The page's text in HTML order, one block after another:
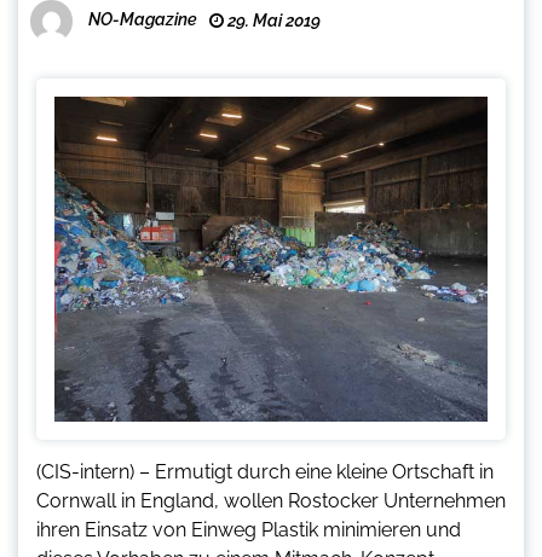
NO-Magazine 29. Mai 2019
(CIS-intern) – Ermutigt durch eine kleine Ortschaft in
Cornwall in England, wollen Rostocker Unternehmen
ihren Einsatz von Einweg Plastik minimieren und